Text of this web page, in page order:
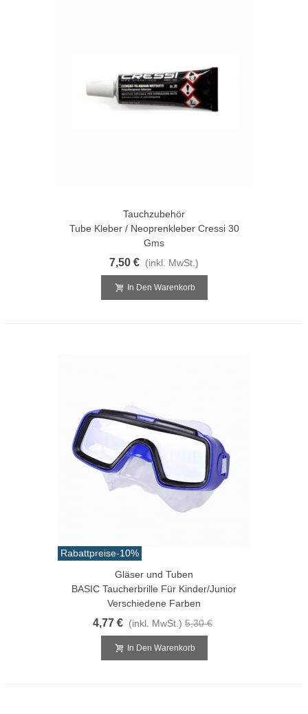
Tauchzubehör
Tube Kleber / Neoprenkleber Cressi 30
Gms
7,50 € (inkl. MwSt.)
In Den Warenkorb
Rabattpreise-10%
Gläser und Tuben
BASIC Taucherbrille Für Kinder/Junior
Verschiedene Farben
4,77 € (inkl. MwSt.) 5,30 €
In Den Warenkorb